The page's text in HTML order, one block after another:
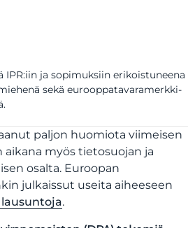
IPR:iin ja sopimuksiin erikoistuneena
sekä eurooppatavaramerkki-
paljon huomiota viimeisen
myös tietosuojan ja
osalta. Euroopan
julkaissut useita aiheeseen
.